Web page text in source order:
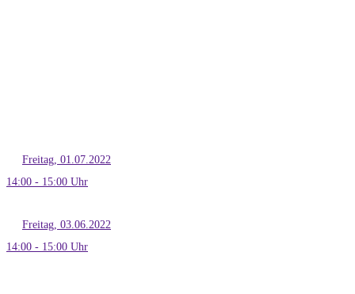
Freitag, 01.07.2022
14:00 - 15:00 Uhr
Freitag, 03.06.2022
14:00 - 15:00 Uhr